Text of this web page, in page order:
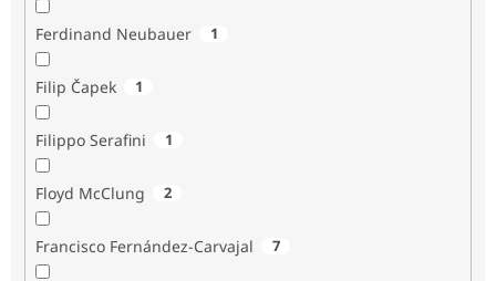
Ferdinand Neubauer 1
Filip Čapek 1
Filippo Serafini 1
Floyd McClung 2
Francisco Fernández-Carvajal 7